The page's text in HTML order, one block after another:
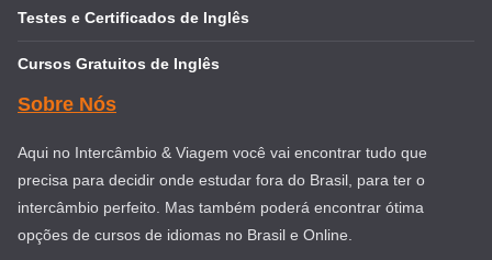
Testes e Certificados de Inglês
Cursos Gratuitos de Inglês
Sobre Nós
Aqui no Intercâmbio & Viagem você vai encontrar tudo que
precisa para decidir onde estudar fora do Brasil, para ter o
intercâmbio perfeito. Mas também poderá encontrar ótima
opções de cursos de idiomas no Brasil e Online.